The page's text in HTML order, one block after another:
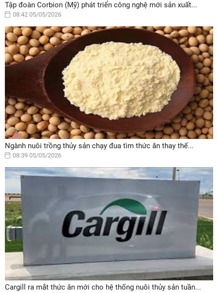
Tập đoàn Corbion (Mỹ) phát triển công nghệ mới sản xuất...
08:42 05/05/2026
Ngành nuôi trồng thủy sản chạy đua tìm thức ăn thay thế...
08:39 05/05/2026
Cargill ra mắt thức ăn mới cho hệ thống nuôi thủy sản tuần...